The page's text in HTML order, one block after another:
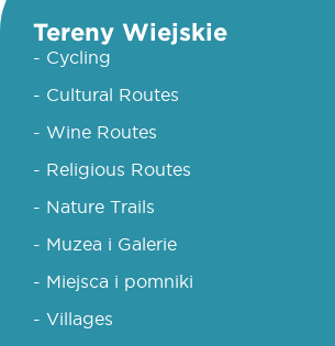
Tereny Wiejskie
- Cycling
- Cultural Routes
- Wine Routes
- Religious Routes
- Nature Trails
- Muzea i Galerie
- Miejsca i pomniki
- Villages